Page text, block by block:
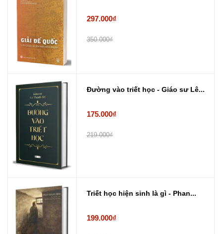
297.000₫
350.000₫
Đường vào triết học - Giáo sư Lê...
175.000₫
219.000₫
Triết học hiện sinh là gì - Phan...
199.000₫